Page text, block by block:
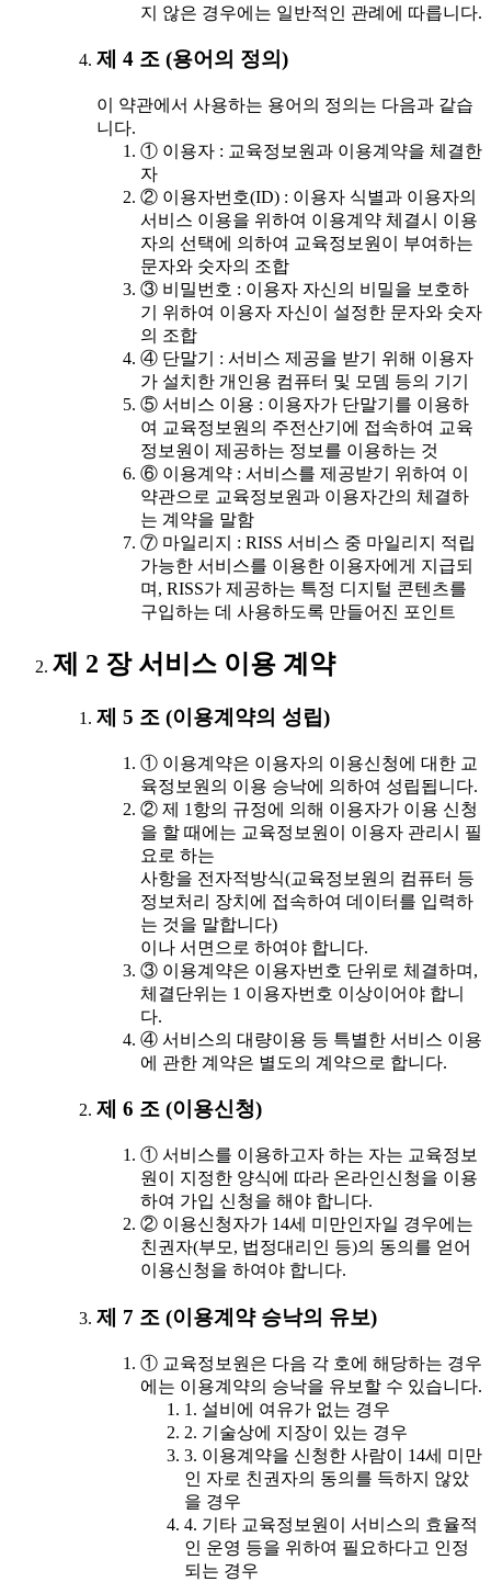
지 않은 경우에는 일반적인 관례에 따릅니다.
제 4 조 (용어의 정의)
이 약관에서 사용하는 용어의 정의는 다음과 같습
니다.
① 이용자 : 교육정보원과 이용계약을 체결한
자
② 이용자번호(ID) : 이용자 식별과 이용자의
서비스 이용을 위하여 이용계약 체결시 이용
자의 선택에 의하여 교육정보원이 부여하는
문자와 숫자의 조합
③ 비밀번호 : 이용자 자신의 비밀을 보호하
기 위하여 이용자 자신이 설정한 문자와 숫자
의 조합
④ 단말기 : 서비스 제공을 받기 위해 이용자
가 설치한 개인용 컴퓨터 및 모뎀 등의 기기
⑤ 서비스 이용 : 이용자가 단말기를 이용하
여 교육정보원의 주전산기에 접속하여 교육
정보원이 제공하는 정보를 이용하는 것
⑥ 이용계약 : 서비스를 제공받기 위하여 이
약관으로 교육정보원과 이용자간의 체결하
는 계약을 말함
⑦ 마일리지 : RISS 서비스 중 마일리지 적립
가능한 서비스를 이용한 이용자에게 지급되
며, RISS가 제공하는 특정 디지털 콘텐츠를
구입하는 데 사용하도록 만들어진 포인트
제 2 장 서비스 이용 계약
제 5 조 (이용계약의 성립)
① 이용계약은 이용자의 이용신청에 대한 교
육정보원의 이용 승낙에 의하여 성립됩니다.
② 제 1항의 규정에 의해 이용자가 이용 신청
을 할 때에는 교육정보원이 이용자 관리시 필
요로 하는
사항을 전자적방식(교육정보원의 컴퓨터 등
정보처리 장치에 접속하여 데이터를 입력하
는 것을 말합니다)
이나 서면으로 하여야 합니다.
③ 이용계약은 이용자번호 단위로 체결하며,
체결단위는 1 이용자번호 이상이어야 합니
다.
④ 서비스의 대량이용 등 특별한 서비스 이용
에 관한 계약은 별도의 계약으로 합니다.
제 6 조 (이용신청)
① 서비스를 이용하고자 하는 자는 교육정보
원이 지정한 양식에 따라 온라인신청을 이용
하여 가입 신청을 해야 합니다.
② 이용신청자가 14세 미만인자일 경우에는
친권자(부모, 법정대리인 등)의 동의를 얻어
이용신청을 하여야 합니다.
제 7 조 (이용계약 승낙의 유보)
① 교육정보원은 다음 각 호에 해당하는 경우
에는 이용계약의 승낙을 유보할 수 있습니다.
1. 설비에 여유가 없는 경우
2. 기술상에 지장이 있는 경우
3. 이용계약을 신청한 사람이 14세 미만
인 자로 친권자의 동의를 득하지 않았
을 경우
4. 기타 교육정보원이 서비스의 효율적
인 운영 등을 위하여 필요하다고 인정
되는 경우